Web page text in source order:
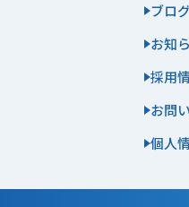
ブロ
お知
採用
お問
個人